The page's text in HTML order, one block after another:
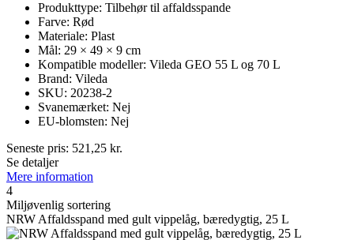
Produkttype: Tilbehør til affaldsspande
Farve: Rød
Materiale: Plast
Mål: 29 × 49 × 9 cm
Kompatible modeller: Vileda GEO 55 L og 70 L
Brand: Vileda
SKU: 20238-2
Svanemærket: Nej
EU-blomsten: Nej
Seneste pris: 521,25 kr.
Se detaljer
Mere information
4
Miljøvenlig sortering
NRW Affaldsspand med gult vippelåg, bæredygtig, 25 L